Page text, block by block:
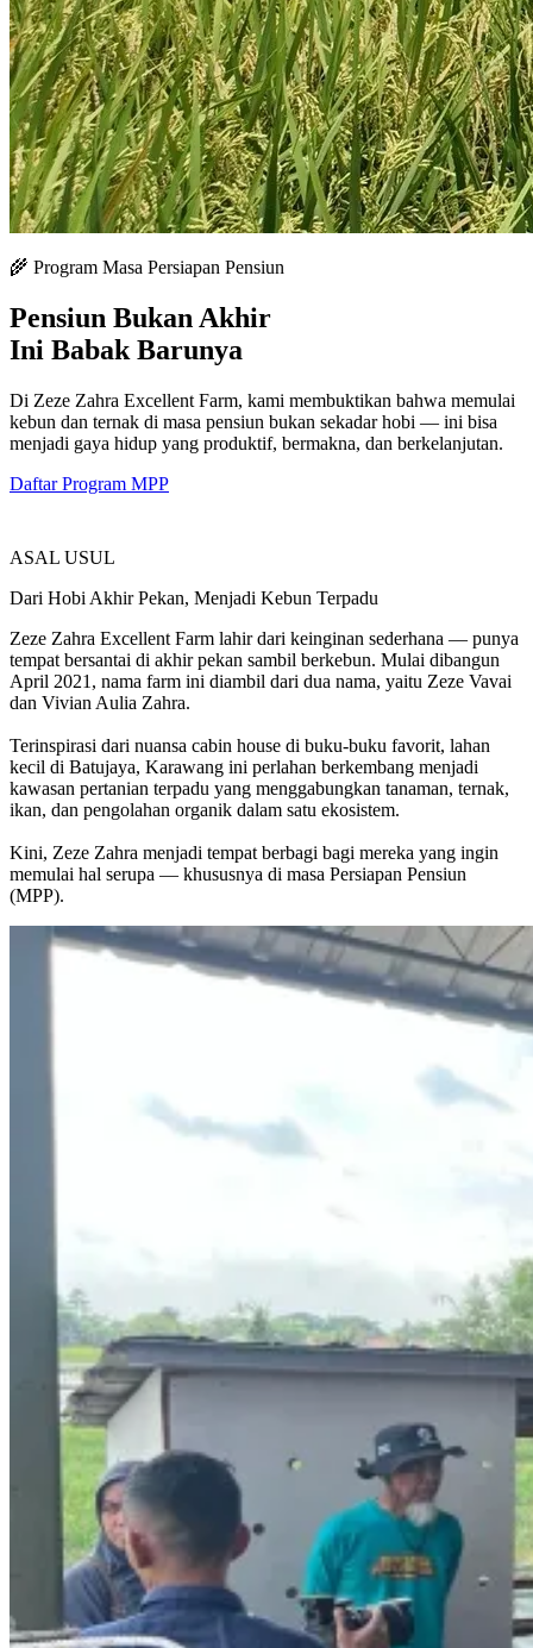
🌾 Program Masa Persiapan Pensiun
Pensiun Bukan Akhir
Ini Babak Barunya
Di Zeze Zahra Excellent Farm, kami membuktikan bahwa memulai
kebun dan ternak di masa pensiun bukan sekadar hobi — ini bisa
menjadi gaya hidup yang produktif, bermakna, dan berkelanjutan.
Daftar Program MPP
ASAL USUL
Dari Hobi Akhir Pekan, Menjadi Kebun Terpadu
Zeze Zahra Excellent Farm lahir dari keinginan sederhana — punya
tempat bersantai di akhir pekan sambil berkebun. Mulai dibangun
April 2021, nama farm ini diambil dari dua nama, yaitu Zeze Vavai
dan Vivian Aulia Zahra.
Terinspirasi dari nuansa cabin house di buku-buku favorit, lahan
kecil di Batujaya, Karawang ini perlahan berkembang menjadi
kawasan pertanian terpadu yang menggabungkan tanaman, ternak,
ikan, dan pengolahan organik dalam satu ekosistem.
Kini, Zeze Zahra menjadi tempat berbagi bagi mereka yang ingin
memulai hal serupa — khususnya di masa Persiapan Pensiun
(MPP).